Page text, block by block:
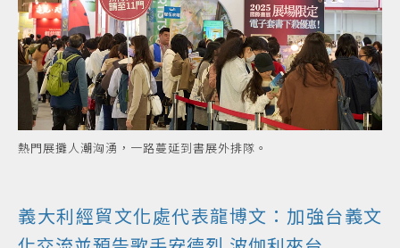
熱門展攤人潮洶湧，一路蔓延到書展外排隊。
義大利經貿文化處代表龍博文：加強台義文